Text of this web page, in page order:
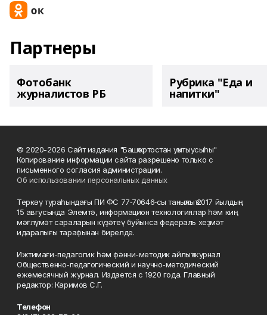
Партнеры
Фотобанк
журналистов РБ
Рубрика "Еда и
напитки"
© 2020-2026 Сайт издания "Башҡортостан уҡытыусыһы"
Копирование информации сайта разрешено только с
письменного согласия администрации.
Об использовании персональных данных
Теркәү тураһындағы ПИ ФС 77‑70646‑сы таныҡлыҡ 2017 йылдың
15 авгусында Элемтә, информацион технологиялар һәм киң
мәғлүмәт сараларын күҙәтеү буйынса федераль хеҙмәт
идаралығы тарафынан бирелде.
Ижтимағи-педагогик һәм фәнни-методик айлыҡ журнал
Общественно-педагогический и научно-методический
ежемесячный журнал. Издается с 1920 года. Главный
редактор: Каримов С.Г.
Телефон